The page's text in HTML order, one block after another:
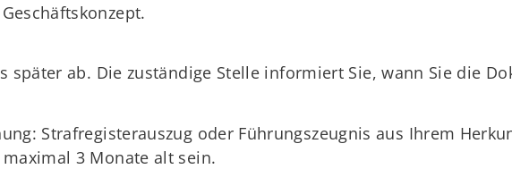
später ab. Die zuständige Stelle informiert Sie, wann Sie die
Strafregisterauszug oder Führungszeugnis aus Ihrem
3 Monate alt sein.